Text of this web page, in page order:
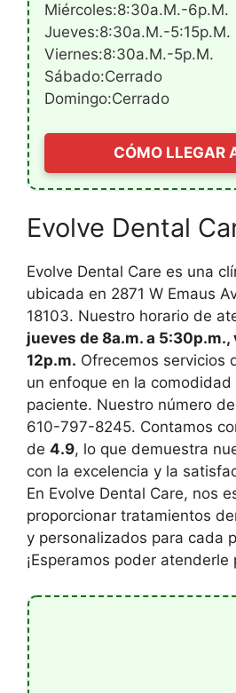
Miércoles:8:30a.m.-6p.m.
Jueves:8:30a.m.-5:15p.m.
Viernes:8:30a.m.-5p.m.
Sábado:Cerrado
Domingo:Cerrado
CÓMO LLEGAR
Evolve Dental
Evolve Dental Care es una
ubicada en 2871 W Emaus
18103. Nuestro horario de
jueves de 8a.m. a 5:30p.m.,
12p.m. Ofrecemos servicios
un enfoque en la
paciente. Nuestro número
610-797-8245. Contamos
de 4.9, lo que demuestra
con la excelencia y la
En Evolve Dental Care, nos
proporcionar tratamientos
y personalizados para cada
¡Esperamos poder atenderle